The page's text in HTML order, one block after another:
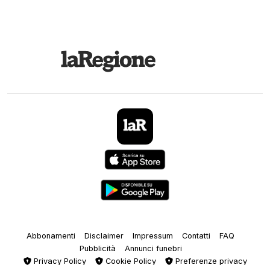
Abbonamenti Disclaimer Impressum Contatti
FAQ
Pubblicità
Annunci funebri
Privacy Policy
Cookie Policy Preferenze privacy